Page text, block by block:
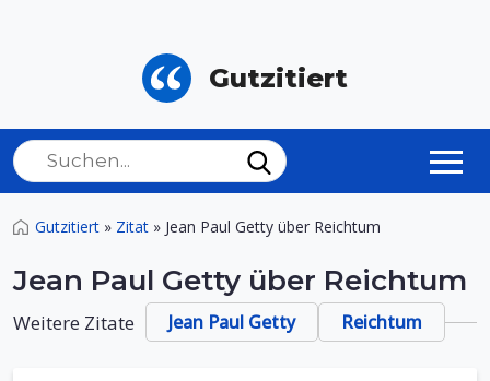
Gutzitiert
Gutzitiert » Zitat » Jean Paul Getty über Reichtum
Jean Paul Getty über Reichtum
Weitere Zitate Jean Paul Getty Reichtum